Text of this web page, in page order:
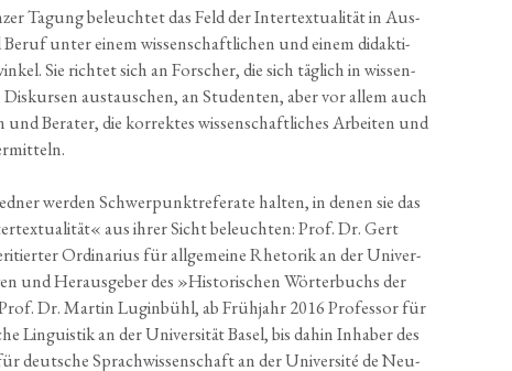
Tagung beleuch­tet das Feld der Inter­tex­tua­li­tät in Aus­
unter einem wis­sen­schaft­li­chen und einem didak­ti­
Sie rich­tet sich an For­scher, die sich täg­lich in wis­sen­
aus­tau­schen, an Stu­den­ten, aber vor allem auch
und Bera­ter, die kor­rek­tes wis­sen­schaft­li­ches Arbei­ten und
wer­den Schwer­punkt­re­fe­ra­te hal­ten, in denen sie das
aus ihrer Sicht beleuch­ten: Prof. Dr. Gert
Ordi­na­ri­us für all­ge­mei­ne Rhe­to­rik an der Uni­ver­
und Her­aus­ge­ber des »His­to­ri­schen Wör­ter­buchs der
Dr. Mar­tin Lug­in­bühl, ab Früh­jahr 2016 Pro­fes­sor für
Lin­gu­is­tik an der Uni­ver­si­tät Basel, bis dahin Inha­ber des
deut­sche Sprach­wis­sen­schaft an der Uni­ver­si­té de Neu­